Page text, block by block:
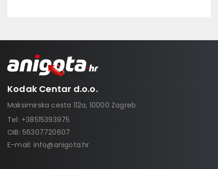
Kodak Centar d.o.o.
Maksimirska cesta 112a, 10000 Zagreb
Tel: +38515393975
OIB: 56307720607
E-mail: info@anigota.hr